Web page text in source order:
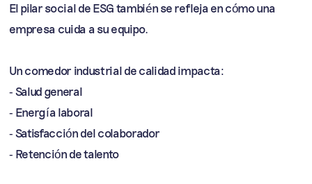
El pilar social de ESG también se refleja en cómo una
empresa cuida a su equipo.
Un comedor industrial de calidad impacta:
- Salud general
- Energía laboral
- Satisfacción del colaborador
- Retención de talento